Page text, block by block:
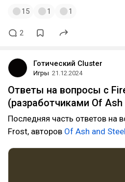
15 1 1
2
Готический Cluster
Игры 21.12.2024
Ответы на вопросы с
(разработчиками Of
Последняя часть ответов на
Frost, авторов Of Ash and Steel